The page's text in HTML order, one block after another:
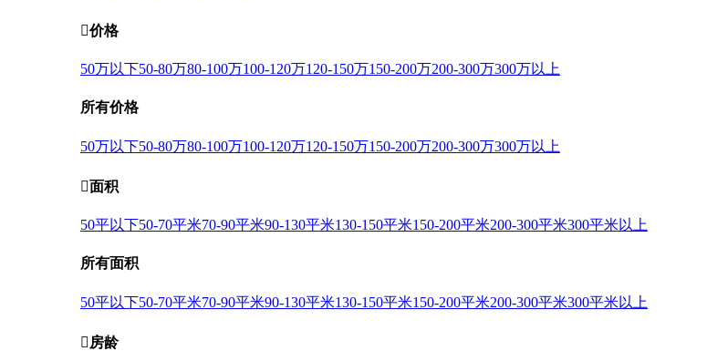
价格
50万以下50-80万80-100万100-120万120-150万150-200万200-300万300万以上
所有价格
50万以下50-80万80-100万100-120万120-150万150-200万200-300万300万以上
面积
50平以下50-70平米70-90平米90-130平米130-150平米150-200平米200-300平米300平米以上
所有面积
50平以下50-70平米70-90平米90-130平米130-150平米150-200平米200-300平米300平米以上
 房龄